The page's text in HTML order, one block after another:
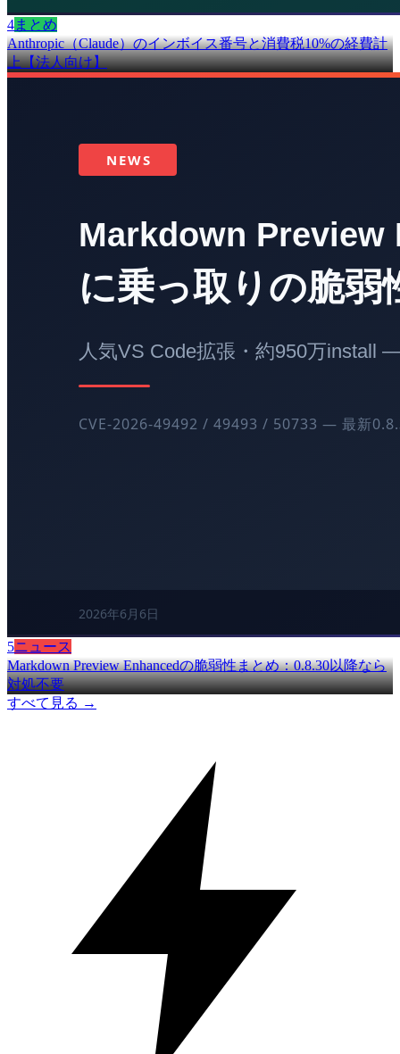
4まとめ
Anthropic（Claude）のインボイス番号と消費税10%の経費計
上【法人向け】
5ニュース
Markdown Preview Enhancedの脆弱性まとめ：0.8.30以降なら
対処不要
すべて見る →